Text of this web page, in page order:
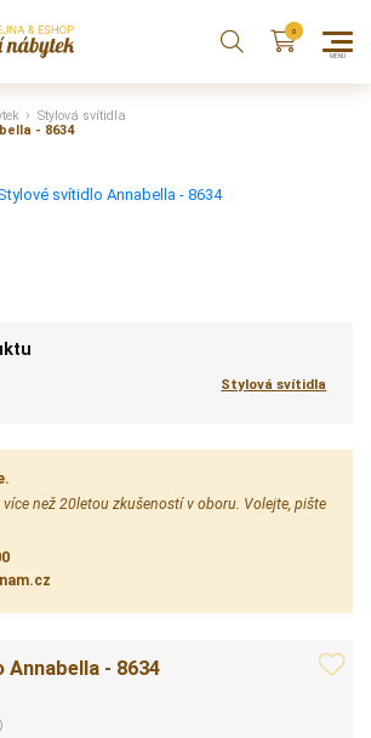
Stylová svítidla
- 8634
Stylová svítidla
než 20letou zkušeností v oboru. Volejte, pište
- 8634